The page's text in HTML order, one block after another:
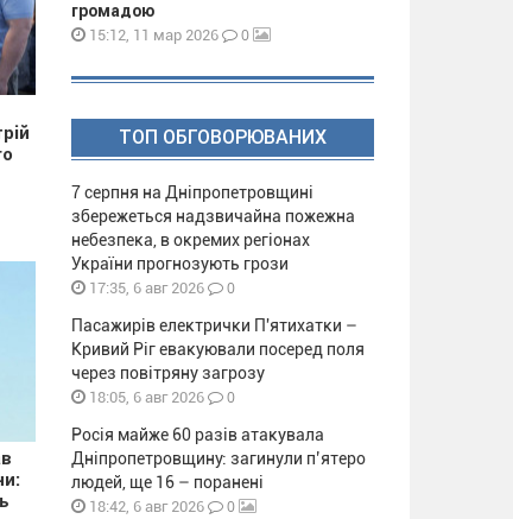
громадою
15:12, 11 мар 2026 0
ТОП ОБГОВОРЮВАНИХ
7 серпня на Дніпропетровщині
збережеться надзвичайна пожежна
небезпека, в окремих регіонах
України прогнозують грози
17:35, 6 авг 2026 0
Пасажирів електрички П'ятихатки –
Кривий Ріг евакуювали посеред поля
через повітряну загрозу
18:05, 6 авг 2026 0
Росія майже 60 разів атакувала
Дніпропетровщину: загинули п’ятеро
людей, ще 16 – поранені
18:42, 6 авг 2026 0